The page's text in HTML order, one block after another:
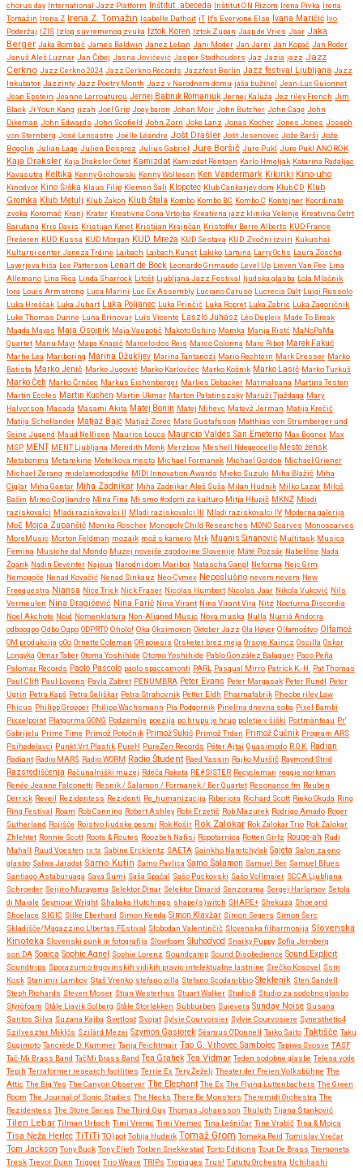
chorus day International Jazz Platform Inštitut .abeceda Inštitut ON Rizom Irena Pivka Irena
Tomažin Irena Z Irena Z. Tomažin Isabelle Duthoit iT It's Everyone Else Ivana Maričić Ivo
Poderžaj IZIS Izlog suvremenog zvuka Iztok Koren Iztok Zupan Jaap de Vries Jaar Jaka
Berger Jaka Bombač James Baldwin Janez Leban Jani Moder Jan Jarni Jan Kopač Jan Roder
Januš Aleš Luznar Jan Čibej Jasna Jovićević Jasper Stadhouders Jaz Jazia jazz Jazz
Cerkno Jazz Cerkno 2024 Jazz Cerkno Records Jazzfest Berlin Jazz festival Ljubljana Jazz
Inkubator Jazzinty Jazz Poetry Month Jazz v Narodnem domu jaša bužinel Jean-Luc Guionnet
Jean Epstein Jeanne Larrouturou Jernej Babnik Romaniuk Jernej Kaluža Jez riley French Jim
Black Ji Youn Kang jizah Joel Grip Joey baron Johan Moir John Butcher John Cage John
Dikeman John Edwards John Scofield John Zorn Joke Lanz Jonas Kocher Jones Jones Joseph
von Sternberg José Lencastre Joëlle Léandre Jošt Drašler Jošt Jesenovec Jože Barši Jože
Bogolin Julian Lage Julien Desprez Julius Gabriel Jure Boršič Jure Pukl Jure Pukl ANOROK
Kaja Draksler Kaja Draksler Octet Kamizdat Kamizdat Rentgen Karlo Hmeljak Katarina Radaljac
Kavasutra Keltika Kenny Grohowski Kenny Wollesen Ken Vandermark Kikiriki Kino-uho
Kinodvor Kino Šiška Klaus Filip Klemen Šali Klopotec Klub Cankarjev dom Klub CD Klub
Gromka Klub Metulj Klub Zakon Klub Štala Kombo Kombo BC Kombo C Kontejner Koordinate
zvoka Koromač Kranj Krater Kreativna Cona Vrtojba Kreativna jazz klinika Velenje Kreativna Četrt
Barutana Kris Davis Kristijan Kmet Kristijan Krajnčan Kristoffer Berre Alberts KUD France
Prešeren KUD Kussa KUD Morgan KUD Mreža KUD Sestava KUD Zvočni izviri Kukushai
Kulturni center Janeza Trdine Laibach Laibach Kunst Lakiko Lamina Larry Ochs Laura Zöschg
Layerjeva hiša Lee Patterson Lenart de Bock Leonardo Grimaudo Level Up Lieven Van Pee Lina
Allemano Lina Rica Linda Sharrock Litošt Ljubljana Jazz Festival ljudska glasba Lola Mlačnik
lora Louis Armstrong Luca Marini Luc Ex Assembly Luciano Caruso Lucrecia Dalt Luigi Russolo
Luka Hreščak Luka Juhart Luka Poljanec Luka Prinčič Luka Ropret Luka Zabric Luka Zagoričnik
Luke Thomas Dunne Luna Brinovar Luís Vicente László Juhász Léo Dupleix Made To Break
Magda Mayas Maja Osojnik Maja Vaupotič Makoto Oshiro Mamka Manja Ristć MaNoPaMa
Quartet Manu Mayr Mapa Knapič Marcelo dos Reis Marco Colonna Marc Ribot Marek Fakuč
Marhe Lea Mariboring Marina Džukljev Marina Tantanozi Mario Rechtern Mark Dresser Marko
Batista Marko Jenič Marko Jugović Marko Karlovčec Marko Košnik Marko Lasič Marko Turkuš
Marko Čeh Marko Črnčec Markus Eichenberger Marlies Debacker Marmalsana Martina Testen
Martin Eccles Martin Kuchen Martin Ukmar Marton Palatinszsky Maruži Tjaždaga Mary
Halvorson Masada Masami Akita Matej Bonin Matej Mihevc Matevž Jerman Matija Krečič
Matija Schellander Matjaž Bajc Matjaž Zorec Mats Gustafsson Matthias von Strumberger und
Seine Jugend Maud Nellisen Maurice Louca Mauricio Valdés San Emeterio Max Bogner Max
MSP MENT MENT Ljubljana Meredith Monk Merzbow Meshell Ndegeocello Mesto žensk
Metabonma Metamkine Metelkova mesto Michael Formanek Michael Gordon Michael Griener
Michael Zerang midelamodogodke MIDI Innovation Awards Mieko Suzuki Miha Blažič Miha
Ciglar Miha Gantar Miha Zadnikar Miha Zadnikar Aleš Suša Milan Hudnik Milko Lazar Miloš
Bašin Mimo Cogliandro Mina Fina Mi smo #odprti za kulturo Mitja Hlupič MKNŽ Mladi
raziskovalci Mladi raziskovalci II Mladi raziskovalci III Mladi raziskovalci IV Moderna galerija
MoE Mojca Zupančič Monika Roscher Monopoly Child Researches MONO Scarves Monoscarves
MoreMusic Morton Feldman mozaik mož s kamero Mrk Muanis Sinanović Multitask Musica
Femina Musiche dal Mondo Muzej novejše zgodovine Slovenije Máté Pozsár Nabelóse Nada
Žgank Nadin Deventer Najoua Narodni dom Maribor Natascha Gangl Neforma Nejc Grm
Nemogoče Nenad Kovačić Nenad Sinkauz Neo-Cymex Neposlušno nevem nevem New
Freequestra Niansa Nice Trick Nick Fraser Nicolas Humbert Nicolas Jaar Nikola Vuković Nils
Vermeulen Nina Dragičević Nina Farič Nina Virant Nina Virant Vira Nitz Nocturna Discordia
Noel Akchote Noid Nomenklatura Non-Aligned Music Nova muska Nulla Nurriá Andorra
odbooqpo Odbo Oqpo ODPRTO Oholo! Oka Oksimoron Oktober Jazz Ola Høyer Olfamoštvo Olfamož
OM produkcija oOo Ornette Coleman OR poiesis Orsketer brez meja Orsoye Kaincz Oscilla Oskar
Longyka Otmar Taber Otoma Yoshihide Otomo Yoshihide Pablo González Balaguer Paco Peña
Palomar Records Paolo Pascolo paolo spaccamonti PARL Pasqual Mirro Patrick K.-H.
Pat Thomas
Paul Clift Paul Lovens Pavla Zabret PENUMBRA Peter Evans Peter Margasak Peter Rundl Peter
Ugrin Petra Kapš Petra Seliškar Petra Strahovnik Petter Eldh Pharmafabrik Pheobe riley Law
Phicus Philipp Gropper Philipp Wachsmann Pia Podgornik Pinelina dnevna soba Pixel Bambi
Pixxelpoint Platgorma GONG Podzemlje poezija po hrupu je hrup poletje v šiški Portmänteau Pr'
Gabrijelu Prime Time Primož Potočnik Primož Sukič Primož Trdan Primož Čučnik Program ARS
Psihedelavci Punkt.Vrt.Plastik PureH PureZen Records Péter Ajtai Quasimodo R.O.K.
Radian
Radiant Radio MARŠ Radio WORM Radio Študent Raed Yassin Rajko Muršič Raymond Strid
Razsrediščenja Računalniški muzej Rdeča Raketa RE#SISTER Recycleman reggie workman
Renée Jeanne Falconetti Resnik / Šalamon / Formanek / Ber Quartet Resonance.fm Reuben
Derrick Reveil Rezidentess Rezidenti Re_humanizacija Riberiora Richard Scott Rieko Okuda Ring
Ring Festival Roam Rob Canning Robert Ashley Robi Erzetič Rob Mazurek Rodrigo Amado Roger
Sutherland Rojišče Rojstvo ljudske pesmi Rok Košir Rok Zalokar Rok Zalokar Trio Rok Zalokar
Zhlehtet Ronnie Scott Roots & Routes Roozbeh Nafisi Ropotarnica Rotten Girlz Rouge-ah Rudi
Mahall Ruud Voesten rx:tx Sabine Ercklentz SAETA Sainkho Namtchylak Sajeta Salon za eno
glasbo Salwa Jaradat Samo Kutin Samo Pavlica Samo Šalamon Samuel Ber Samuel Blues
Santiago Astaburuaga Sava Šumi Saša Spačal Sašo Puckovski Sašo Vollmaier SCCA Ljubljana
Schroeder Seijiro Murayama Selektor Dinar Selektor Dinarid Senzorama Sergej Harlamov Setola
di Maiale Seymour Wright Shabaka Hutchings shape(s)witch SHAPE+ Shekuza Shoe and
Shoelace SIGIC Silke Eberhard Simon Kenda Simon Klavžar Simon Segers Simon Šerc
Skladišče/Magazzino LIbertas FEstival Slobodan Valentinčič Slovenska filharmonija Slovenska
Kinoteka Slovenski punk in fotografija Slowfoam Sluhodvod Snarky Puppy Sofia Jernberg
son:DA Sonica Sophie Agnel Sophie Lorenz Soundcamp Sound Disobedience Sound Explicit
Soundtrips Sporazum o trgovinskih vidikih pravic intelektualne lastnine Srečko Kosovel Ssm
Kosk Stanimir Lambov Staš Vrenko stefano pilla Stefano Scodanibbio Steklenik Sten Sandell
Steph Richards Steven Moser Stian Westerhus Stuart Walker Studio 8 Studio za sodobno glasbo
Styröfoam Ståle Liavik Solberg Ståle Storløkken Subburben Sujevera Sunday Noise Susana
Santos Silva Suzana Kajba Svetlost Svojat Sylvie Courvoisier Sylvie Courvosiere Synesthetic4
Szilveszter Miklós Szilárd Mezei Szymon Gasiorek Séamus O'Donnell Taiko Saito Taktišče Taku
Sugimoto Tancrède D. Kummer Tanja Feichtmair Tao G. Vrhovec Sambolec Tapiwa Svosve TASF
Tač-Mi Brass Band TačMi Brass Band Tea Grahek Tea Vidmar Teden sodobne glasbe Telesa vode
Tepih Terraformer research facilities Terrie Ex Tery Žeželj Theater der Freien Volksbühne The
Attic The Big Yes The Canyon Observer The Elephant The Ex The Flying Luttenbachers The Green
Room The Journal of Sonic Studies The Necks There Be Monsters Theremidi Orchestra The
Rezidentess The Stone Series The Third Guy Thomas Johansson Thuluth Tijana Stanković
Tilen Lebar Tilman Urbach Timi Vremc Timi Vremec Tina Lešničar Tine Vrabič Tisa & Mojca
Tisa Neža Herlec TiTiTi TO)pot Tobija Hudnik Tomaž Grom Tomeka Reid Tomislav Vrečar
Tom Jackson Tony Buck Tony Elieh Torben Snekkestad Torto Editions Tour De Brass Tremoneta
Tresk Trevor Dunn Trigger Trio Weave TRIPs Tropiques Trus! Tututu Orchestra Uchihashi